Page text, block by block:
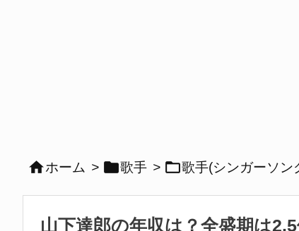
ホーム > 歌手 > 歌手(シンガーソン
山下達郎の年収は？全盛期は